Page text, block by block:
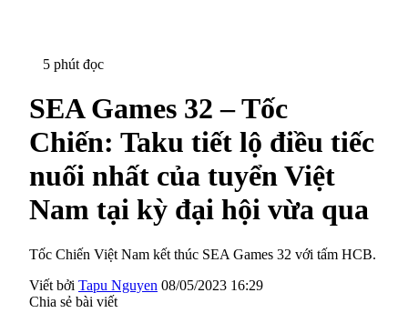
5 phút đọc
SEA Games 32 – Tốc
Chiến: Taku tiết lộ điều tiếc
nuối nhất của tuyển Việt
Nam tại kỳ đại hội vừa qua
Tốc Chiến Việt Nam kết thúc SEA Games 32 với tấm HCB.
Viết bởi Tapu Nguyen 08/05/2023 16:29
Chia sẻ bài viết